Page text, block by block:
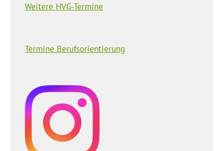
Weitere HVG-Termine
Termine Berufsorientierung